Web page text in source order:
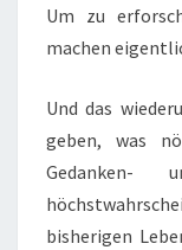
Um zu
machen
Und das
geben, was
Gedanken-
bisherigen